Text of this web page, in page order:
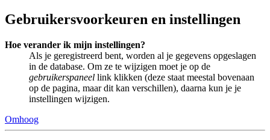
Gebruikersvoorkeuren en instellingen
Hoe verander ik mijn instellingen?
Als je geregistreerd bent, worden al je gegevens opgeslagen
in de database. Om ze te wijzigen moet je op de
gebruikerspaneel link klikken (deze staat meestal bovenaan
op de pagina, maar dit kan verschillen), daarna kun je je
instellingen wijzigen.
Omhoog